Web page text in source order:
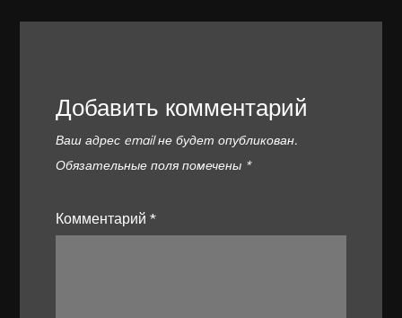
Добавить комментарий
Ваш адрес email не будет опубликован.
Обязательные поля помечены *
Комментарий*